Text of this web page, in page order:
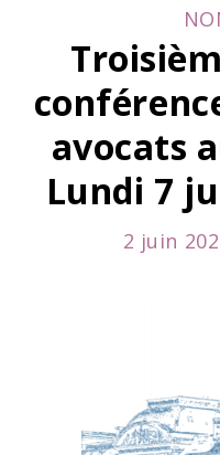
avocats
Lundi 7
2 juin